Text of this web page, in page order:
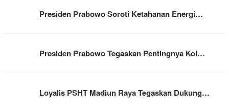
Presiden Prabowo Soroti Ketahanan Energi…
Presiden Prabowo Tegaskan Pentingnya Kol…
Loyalis PSHT Madiun Raya Tegaskan Dukung…